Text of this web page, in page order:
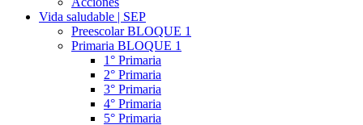
Vida saludable | SEP
Preescolar BLOQUE 1
Primaria BLOQUE 1
1° Primaria
2° Primaria
3° Primaria
4° Primaria
5° Primaria